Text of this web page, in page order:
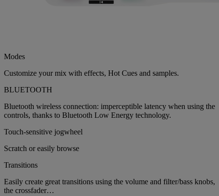
Modes
Customize your mix with effects, Hot Cues and samples.
BLUETOOTH
Bluetooth wireless connection: imperceptible latency when using the
controls, thanks to Bluetooth Low Energy technology.
Touch-sensitive jogwheel
Scratch or easily browse
Transitions
Easily create great transitions using the volume and filter/bass knobs,
the crossfader…